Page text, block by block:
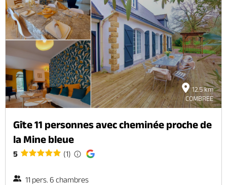
12.5 km
COMBREE
Gîte 11 personnes avec cheminée proche de
la Mine bleue
5 (1)
11 pers. 6 chambres